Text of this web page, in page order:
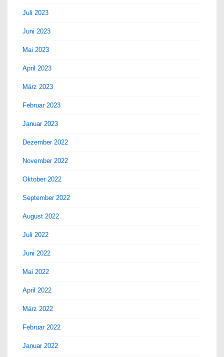
Juli 2023
Juni 2023
Mai 2023
April 2023
März 2023
Februar 2023
Januar 2023
Dezember 2022
November 2022
Oktober 2022
September 2022
August 2022
Juli 2022
Juni 2022
Mai 2022
April 2022
März 2022
Februar 2022
Januar 2022